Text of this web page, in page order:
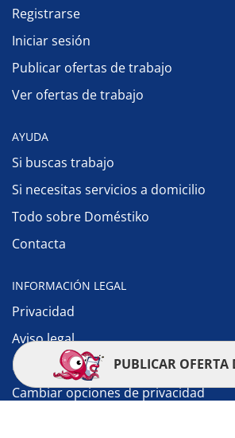
Registrarse
Iniciar sesión
Publicar ofertas de trabajo
Ver ofertas de trabajo
AYUDA
Si buscas trabajo
Si necesitas servicios a domicilio
Todo sobre Doméstiko
Contacta
INFORMACIÓN LEGAL
Privacidad
Aviso legal
Política de cookies
Cambiar opciones de privacidad
PUBLICAR OFERTA